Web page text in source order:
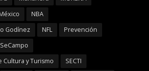
NBA
Godínez
NFL
Prevención
SeCampo
Cultura y Turismo
SECTI